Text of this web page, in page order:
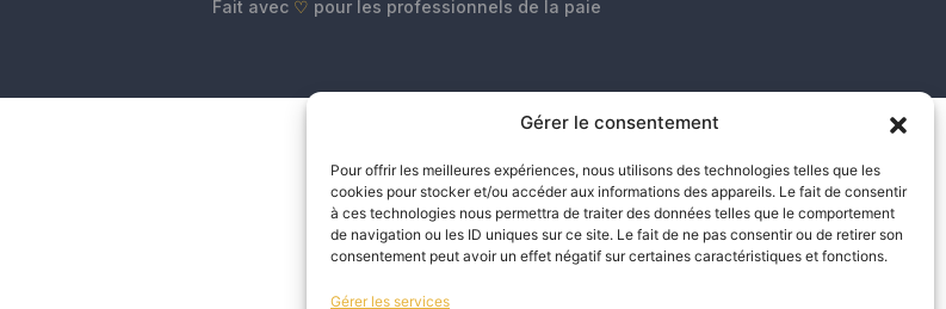
Gérer le consentement
Pour offrir les meilleures expériences, nous utilisons des technologies telles que les
cookies pour stocker et/ou accéder aux informations des appareils. Le fait de consentir
à ces technologies nous permettra de traiter des données telles que le comportement
de navigation ou les ID uniques sur ce site. Le fait de ne pas consentir ou de retirer son
consentement peut avoir un effet négatif sur certaines caractéristiques et fonctions.
Gérer les services
Fait avec ♡ pour les professionnels de la paie